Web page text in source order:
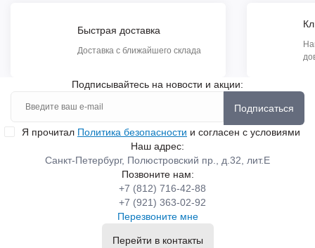
Быстрая доставка
Доставка с ближайшего склада
Подписывайтесь на новости и акции:
Подписаться
Я прочитал Политика безопасности и согласен с условиями
Наш адрес:
Санкт-Петербург, Полюстровский пр., д.32, лит.Е
Позвоните нам:
+7 (812) 716-42-88
+7 (921) 363-02-92
Перезвоните мне
Перейти в контакты